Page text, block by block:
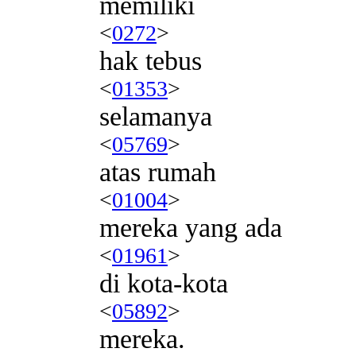
<0272>
hak tebus
<01353>
selamanya
<05769>
atas rumah
<01004>
mereka yang ada
<01961>
di kota-kota
<05892>
mereka.